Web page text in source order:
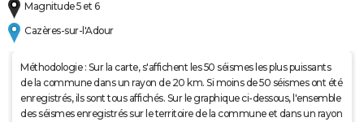
Magnitude 5 et 6
Cazères-sur-l'Adour
Méthodologie : Sur la carte, s'affichent les 50 séismes les plus puissants
de la commune dans un rayon de 20 km. Si moins de 50 séismes ont été
enregistrés, ils sont tous affichés. Sur le graphique ci-dessous, l'ensemble
des séismes enregistrés sur le territoire de la commune et dans un rayon